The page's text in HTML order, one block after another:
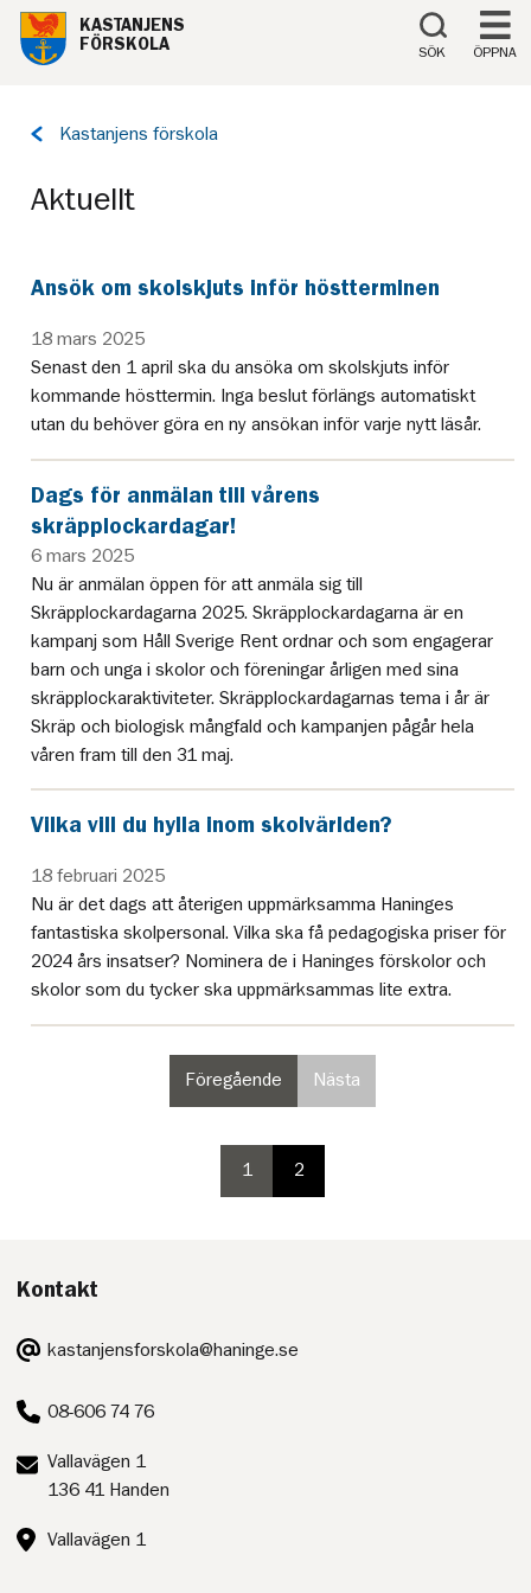
Till innehåll på sidan
KASTANJENS
FÖRSKOLA
SÖK ÖPPNA
Tillbaka
Kastanjens förskola
Aktuellt
Ansök om skolskjuts inför höstterminen
18 mars 2025
Senast den 1 april ska du ansöka om skolskjuts inför
kommande hösttermin. Inga beslut förlängs automatiskt
utan du behöver göra en ny ansökan inför varje nytt läsår.
Dags för anmälan till vårens
skräpplockardagar!
6 mars 2025
Nu är anmälan öppen för att anmäla sig till
Skräpplockardagarna 2025. Skräpplockardagarna är en
kampanj som Håll Sverige Rent ordnar och som engagerar
barn och unga i skolor och föreningar årligen med sina
skräpplockaraktiviteter. Skräpplockardagarnas tema i år är
Skräp och biologisk mångfald och kampanjen pågår hela
våren fram till den 31 maj.
Vilka vill du hylla inom skolvärlden?
18 februari 2025
Nu är det dags att återigen uppmärksamma Haninges
fantastiska skolpersonal. Vilka ska få pedagogiska priser för
2024 års insatser? Nominera de i Haninges förskolor och
skolor som du tycker ska uppmärksammas lite extra.
Föregående
sida
i
Nästa
sida
i
paginering
sida
1
paginering
sida
2
Kontakt
E-
post:
kastanjensforskola@haninge.se
Telefon:
08-606 74 76
Postadress:
Vallavägen 1
136 41 Handen
Besöksadress:
Vallavägen 1